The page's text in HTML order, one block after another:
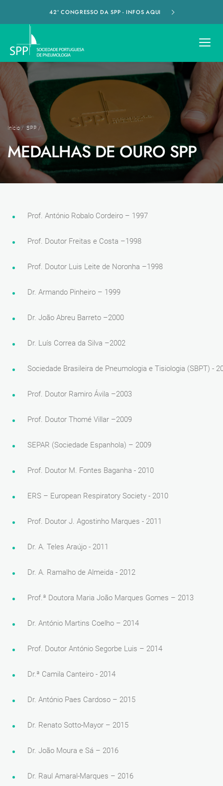
42º CONGRESSO DA SPP - INFOS AQUI
Início/ SPP /
MEDALHAS DE OURO SPP
Prof. António Robalo Cordeiro – 1997
Prof. Doutor Freitas e Costa –1998
Prof. Doutor Luis Leite de Noronha –1998
Dr. Armando Pinheiro – 1999
Dr. João Abreu Barreto –2000
Dr. Luís Correa da Silva –2002
Sociedade Brasileira de Pneumologia e Tisiologia (SBPT) -
Prof. Doutor Ramiro Ávila –2003
Prof. Doutor Thomé Villar –2009
SEPAR (Sociedade Espanhola) – 2009
Prof. Doutor M. Fontes Baganha - 2010
ERS – European Respiratory Society - 2010
Prof. Doutor J. Agostinho Marques - 2011
Dr. A. Teles Araújo - 2011
Dr. A. Ramalho de Almeida - 2012
Prof.ª Doutora Maria João Marques Gomes – 2013
Dr. António Martins Coelho – 2014
Prof. Doutor António Segorbe Luis – 2014
Dr.ª Camila Canteiro - 2014
Dr. António Paes Cardoso – 2015
Dr. Renato Sotto-Mayor – 2015
Dr. João Moura e Sá – 2016
Dr. Raul Amaral-Marques – 2016